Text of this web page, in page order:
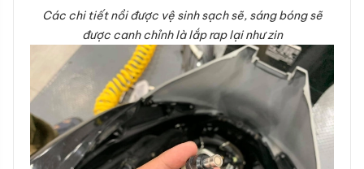
Các chi tiết nồi được vệ sinh sạch sẽ, sáng bóng sẽ
được canh chỉnh là lắp rap lại như zin